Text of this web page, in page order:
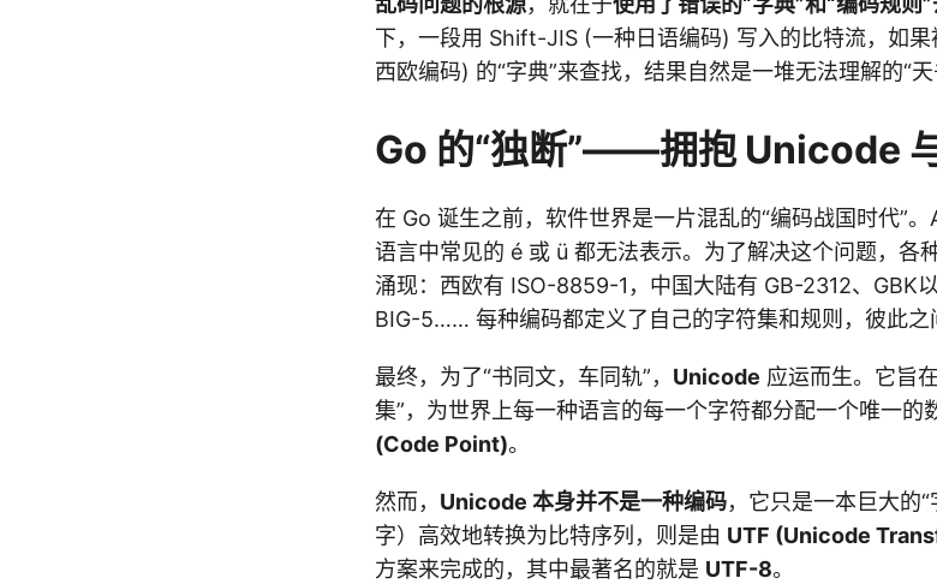
下，一段用 Shift-JIS (一种日语编码) 写入的比特流，如
西欧编码) 的“字典”来查找，结果自然是一堆无法理解的“天
Go 的“独断”——拥抱 Unicode
在 Go 诞生之前，软件世界是一片混乱的“编码战国时代”
语言中常见的 é 或 ü 都无法表示。为了解决这个问题，各
涌现：西欧有 ISO-8859-1，中国大陆有 GB-2312、GBK
BIG-5…… 每种编码都定义了自己的字符集和规则，彼此之
最终，为了“书同文，车同轨”， Unicode 应运而生。它旨
集”，为世界上每一种语言的每一个字符都分配一个唯一的
(Code Point)。
然而， Unicode 本身并不是一种编码，它只是一本巨大的
字）高效地转换为比特序列，则是由 UTF (Unicode
方案来完成的，其中最著名的就是 UTF-8。